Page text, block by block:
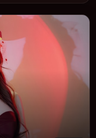
合喜欢强情节与人物弧光